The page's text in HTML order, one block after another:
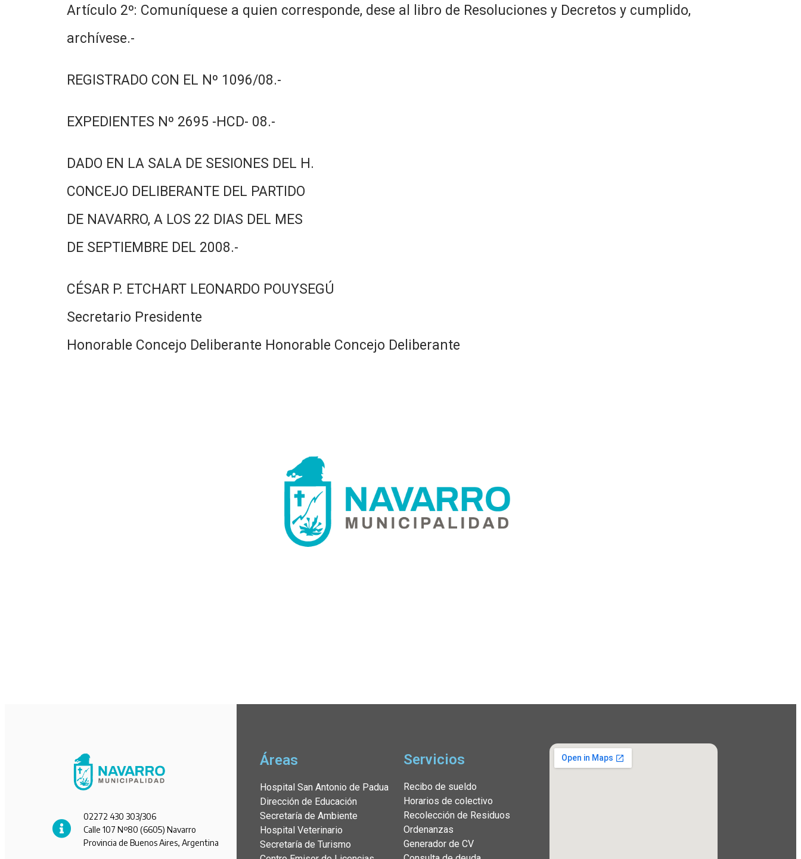
Artículo 2º: Comuníquese a quien corresponde, dese al libro de Resoluciones y Decretos y cumplido,
archívese.-
REGISTRADO CON EL Nº 1096/08.-
EXPEDIENTES Nº 2695 -HCD- 08.-
DADO EN LA SALA DE SESIONES DEL H.
CONCEJO DELIBERANTE DEL PARTIDO
DE NAVARRO, A LOS 22 DIAS DEL MES
DE SEPTIEMBRE DEL 2008.-
CÉSAR P. ETCHART LEONARDO POUYSEGÚ
Secretario Presidente
Honorable Concejo Deliberante Honorable Concejo Deliberante
02272 430 303/306
Calle 107 Nº80 (6605) Navarro
Provincia de Buenos Aires, Argentina
Áreas
Hospital San Antonio de Padua
Dirección de Educación
Secretaría de Ambiente
Hospital Veterinario
Secretaría de Turismo
Servicios
Recibo de sueldo
Horarios de colectivo
Recolección de Residuos
Ordenanzas
Generador de CV